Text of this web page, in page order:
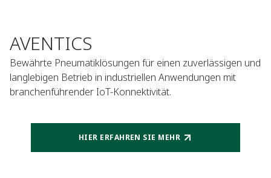
AVENTICS
Bewährte Pneumatiklösungen für einen zuverlässigen und
langlebigen Betrieb in industriellen Anwendungen mit
branchenführender IoT-Konnektivität.
HIER ERFAHREN SIE MEHR